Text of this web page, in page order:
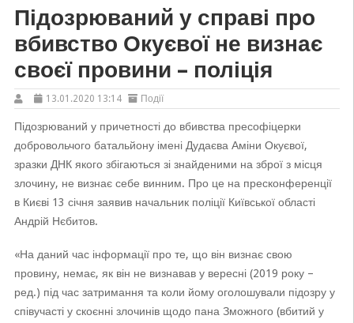
Підозрюваний у справі про
вбивство Окуєвої не визнає
своєї провини – поліція
13.01.2020 13:14 Події
Підозрюваний у причетності до вбивства пресофіцерки
добровольчого батальйону імені Дудаєва Аміни Окуєвої,
зразки ДНК якого збігаються зі знайденими на зброї з місця
злочину, не визнає себе винним. Про це на пресконференції
в Києві 13 січня заявив начальник поліції Київської області
Андрій Нєбитов.
«На даний час інформації про те, що він визнає свою
провину, немає, як він не визнавав у вересні (2019 року –
ред.) під час затримання та коли йому оголошували підозру у
співучасті у скоєнні злочинів щодо пана Зможного (вбитий у